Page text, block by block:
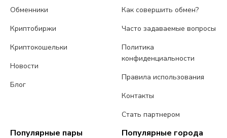
Обменники
Криптобиржи
Криптокошельки
Новости
Блог
Как совершить обмен?
Часто задаваемые вопросы
Политика
конфиденциальности
Правила использования
Контакты
Стать партнером
Популярные пары Популярные города